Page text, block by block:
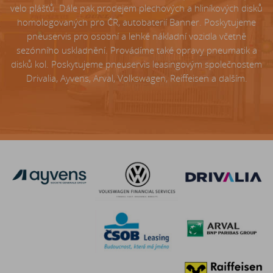
velo plášťů. Dále pak prodejem plechových a hliníkových disků
homologovaných pro ČR, autobaterií Banner. Poskytujeme
pneuservis pro osobní a lehké nákladní vozidla včetně
sezónního uskladnění. Provádíme také opravy pneumatik a
disků kol. Poskytujeme pneuservis leasingovým společnostem
Drivalia, Ayvens, Arval, Volkswagen, Reiffeisen a dalším.